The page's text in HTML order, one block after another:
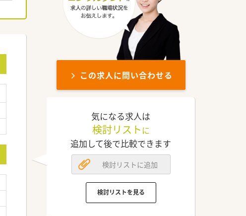
この求人に問い合わせる
気になる求人は
検討リスト に
追加して後で比較できます
検討リストに追加
検討リストを見る